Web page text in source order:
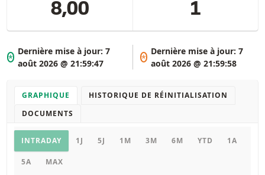
8,00 1
*
Dernière mise à jour:7
août 2026 @ 21:59:47
*
Dernière mise à jour: 7
août 2026 @ 21:59:58
GRAPHIQUE
HISTORIQUE DE RÉINITIALISATION
DOCUMENTS
Graphique
INTRADAY 1J 5J 1M 3M 6M YTD 1A
5A MAX